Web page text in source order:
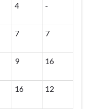
4 -
7 7
9 16
16 12